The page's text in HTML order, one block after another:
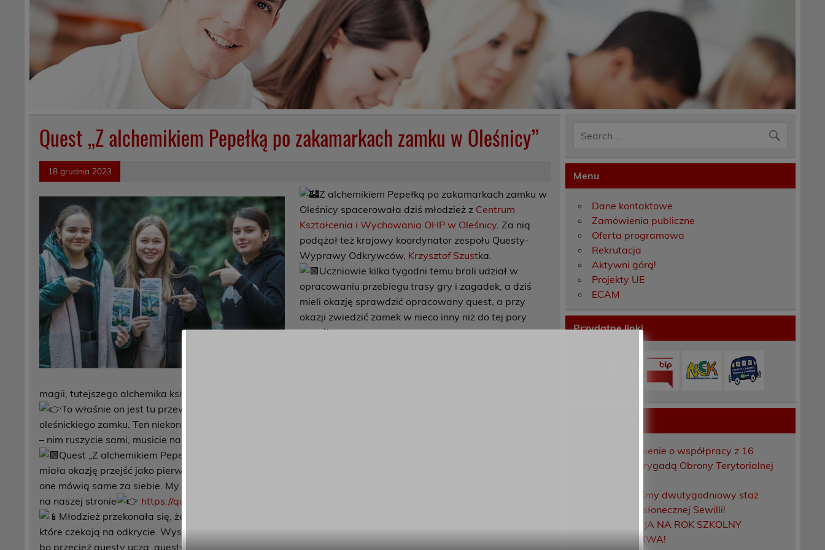
Quest „Z alchemikiem Pepełką po zakamarkach zamku w Oleśnicy”
18 grudnia 2023
Z alchemikiem Pepełką po zakamarkach zamku w
Oleśnicy spacerowała dziś młodzież z Centrum
Kształcenia i Wychowania OHP w Oleśnicy . Za nią
podążał też krajowy koordynator zespołu Questy-
Wyprawy Odkrywców, Krzysztof Szustka.
Uczniowie kilka tygodni temu brali udział w
opracowaniu przebiegu trasy gry i zagadek, a dziś
mieli okazję sprawdzić opracowany quest, a przy
okazji zwiedzić zamek w nieco inny niż do tej pory
sposób.
magii, tutejszego alchemika książęcego, czyli Pepełkę.
To właśnie on jest tu przewodnikiem i w niezwykle ciekawy sposób pozwoli poznać Wam dzieje
oleśnickiego zamku. Ten niekoniecznie skromny alchemik przemyca także sporo opowieści o sobie. A ciekawe są
– nim ruszycie sami, musicie nam uwierzyć na słowo.
Quest „Z alchemikiem Pepełką po zakamarkach zamku w Oleśnicy” to nowość, którą właśnie dziś młodzież
miała okazję przejść jako pierwsza. Jak jej się podobało? Spójrzcie tylko na komentarze do questu i fotografie –
one mówią same za siebie. My tylko możemy zachęcić Was do podążania śladem Pepełki. Quest jest dostępny
na naszej stronie
https://questy.org.pl/…/z-alchemikiem-pepelko-po…
Młodzież przekonała się, że lekcja historii nie musi być nudna, a najbliższa okolica skrywa wiele tajemnic,
które czekają na odkrycie. Wystarczy tylko wziąć w rękę ulotkę lub telefon z zainstalowaną aplikacją i ruszyć,
bo przecież questy uczą, questy bawią, questy dobrą są zabawą!
Menu
Dane kontaktowe
Zamówienia publiczne
Oferta programowa
Rekrutacja
Aktywni górą!
Projekty UE
ECAM
Przydatne linki
Porozumienie o współpracy z 16
Dolnośląską Brygadą Obrony Terytorialnej
Zakończyliśmy dwutygodniowy staż
zawodowy w słonecznej Sewilli!
REKRUTACJA NA ROK SZKOLNY
2026/2027 TRWA!
✕